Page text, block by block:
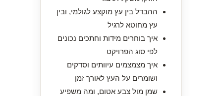
ההבדל בין עץ מוקצע לגולמי, ובין
עץ מחוטא לרגיל
איך בוחרים מידות וחתכים נכונים
לפי סוג הפרויקט
איך מצמצמים עיוותים וסדקים
ושומרים על העץ לאורך זמן
שמן מול צבע אטום, ומה משפיע